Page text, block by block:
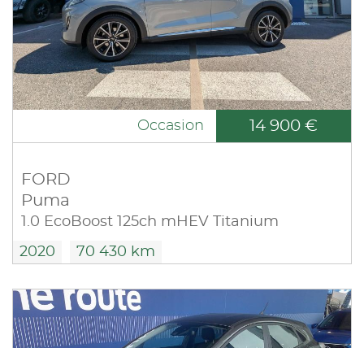
Occasion 14 900 €
FORD
Puma
1.0 EcoBoost 125ch mHEV Titanium
2020 70 430 km